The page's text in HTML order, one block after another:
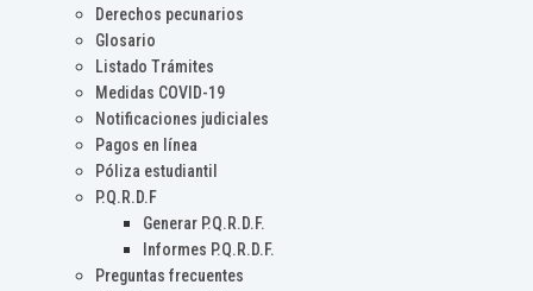
Derechos pecunarios
Glosario
Listado Trámites
Medidas COVID-19
Notificaciones judiciales
Pagos en línea
Póliza estudiantil
P.Q.R.D.F
Generar P.Q.R.D.F.
Informes P.Q.R.D.F.
Preguntas frecuentes